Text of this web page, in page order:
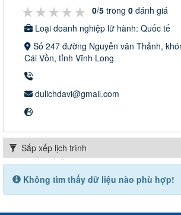
★★★★★
★★★★★
★★★★★ 0/5 trong 0 đánh giá
Loại doanh nghiệp lữ hành: Quốc tế
Số 247 đường Nguyễn văn Thảnh,
Cái Vồn, tỉnh Vĩnh Long
dulichdavi@gmail.com
Không tìm thấy dữ liệu nào phù hợp!